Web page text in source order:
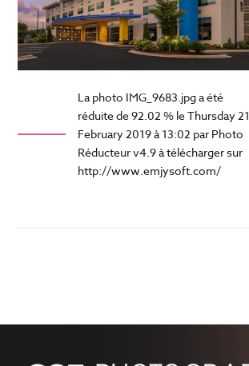
La photo IMG_9683.jpg a été
réduite de 92.02 % le Thursday 21
February 2019 à 13:02 par Photo
Réducteur v4.9 à télécharger sur
http://www.emjysoft.com/